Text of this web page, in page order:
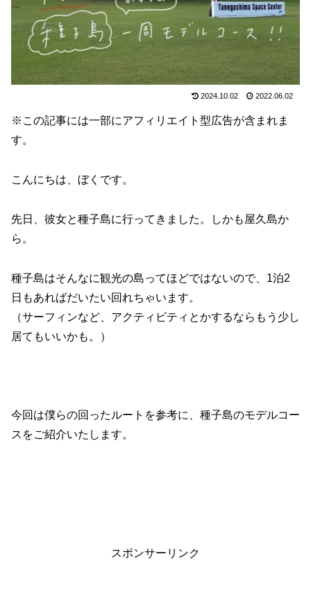
2024.10.02 2022.06.02
※この記事には一部にアフィリエイト型広告が含まれま
す。
こんにちは、ぼくです。
先日、彼女と種子島に行ってきました。しかも屋久島か
ら。
種子島はそんなに観光の島ってほどではないので、1泊2
日もあればだいたい回れちゃいます。
（サーフィンなど、アクティビティとかするならもう少し
居てもいいかも。）
今回は僕らの回ったルートを参考に、種子島のモデルコー
スをご紹介いたします。
スポンサーリンク